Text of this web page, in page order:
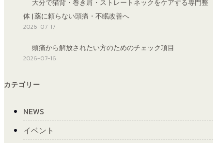
大分で猫背・巻き肩・ストレートネックをケアする専門整
体 | 薬に頼らない頭痛・不眠改善へ
2026-07-17
頭痛から解放されたい方のためのチェック項目
2026-07-16
カテゴリー
NEWS
イベント